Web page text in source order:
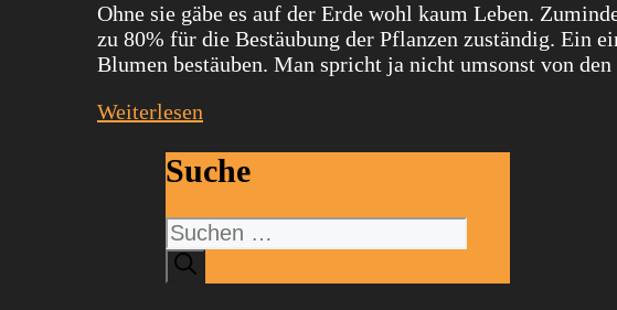
Ohne sie gäbe es auf der Erde wohl kaum Leben.
zu 80% für die Bestäubung der Pflanzen zuständig. Ein
Blumen bestäuben. Man spricht ja nicht umsonst von
Weiterlesen
Suche
Suchen
nach: